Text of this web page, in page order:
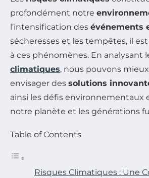
profondément notre
l’intensification des événements
sécheresses et les tempêtes, il
à ces phénomènes. En analysant
climatiques, nous pouvons
envisager des solutions
ainsi les défis environnementaux
notre planète et les générations
Table of Contents
Risques Climatiques : Une